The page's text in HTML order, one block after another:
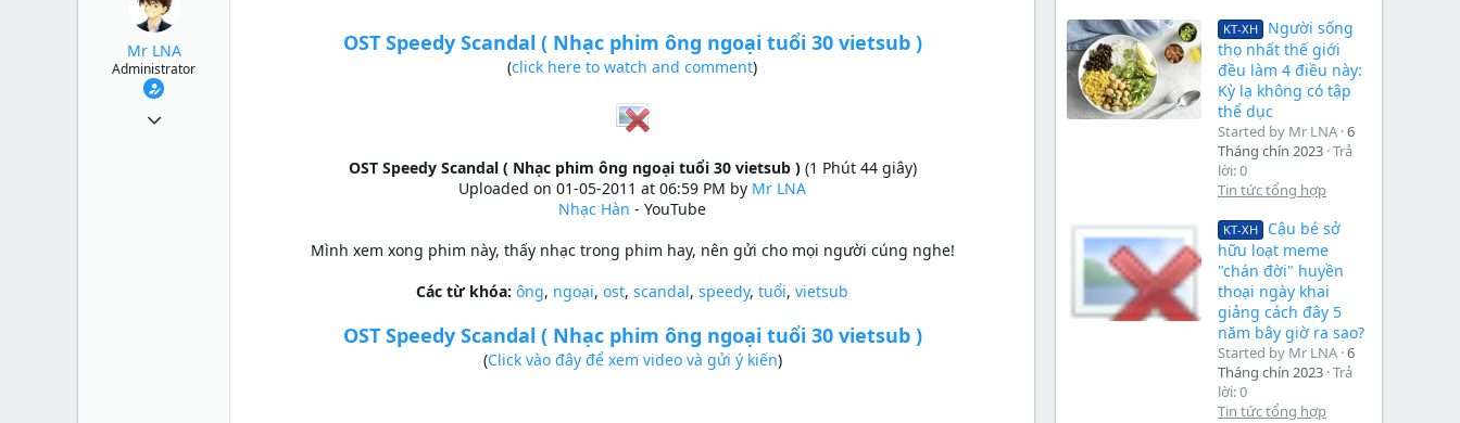
Mr LNA
Administrator
OST Speedy Scandal ( Nhạc phim ông ngoại tuổi 30 vietsub )
(click here to watch and comment)
OST Speedy Scandal ( Nhạc phim ông ngoại tuổi 30 vietsub )(1 Phút 44 giây)
Uploaded on 01-05-2011 at 06:59 PM by Mr LNA
Nhạc Hàn - YouTube
Mình xem xong phim này, thấy nhạc trong phim hay, nên gửi cho mọi người cúng nghe!
Các từ khóa: ông, ngoại, ost, scandal, speedy, tuổi, vietsub
OST Speedy Scandal ( Nhạc phim ông ngoại tuổi 30 vietsub )
(Click vào đây để xem video và gửi ý kiến)
KT-XH
Người sống
thọ nhất thế giới
đều làm 4 điều này:
Kỳ lạ không có tập
thể dục
Started by Mr LNA 6
Tháng chín 2023 Trả
lời: 0
Tin tức tổng hợp
KT-XH
Cậu bé sở
hữu loạt meme
"chán đời" huyền
thoại ngày khai
giảng cách đây 5
năm bây giờ ra sao?
Started by Mr LNA 6
Tháng chín 2023 Trả
lời: 0
Tin tức tổng hợp